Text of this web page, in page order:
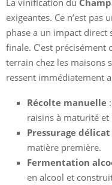
exigeantes. Ce n’est
phase a un impact
finale. C’est précisément
terrain chez les maisons
ressent immédiatement
Récolte manuelle
raisins à maturité
Pressurage délicat
matière première.
Fermentation
en alcool et